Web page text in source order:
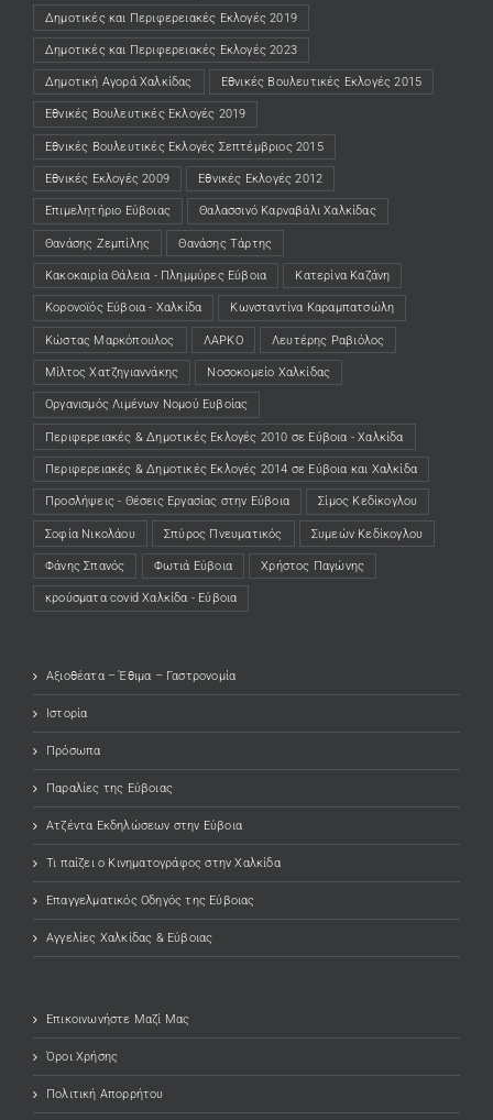
Δημοτικές και Περιφερειακές Εκλογές 2019
Δημοτικές και Περιφερειακές Εκλογές 2023
Δημοτική Αγορά Χαλκίδας Εθνικές Βουλευτικές Εκλογές 2015
Εθνικές Βουλευτικές Εκλογές 2019
Εθνικές Βουλευτικές Εκλογές Σεπτέμβριος 2015
Εθνικές Εκλογές 2009 Εθνικές Εκλογές 2012
Επιμελητήριο Εύβοιας Θαλασσινό Καρναβάλι Χαλκίδας
Θανάσης Ζεμπίλης Θανάσης Τάρτης
Κακοκαιρία Θάλεια - Πλημμύρες Εύβοια Κατερίνα Καζάνη
Κορονοϊός Εύβοια - Χαλκίδα Κωνσταντίνα Καραμπατσώλη
Κώστας Μαρκόπουλος ΛΑΡΚΟ Λευτέρης Ραβιόλος
Μίλτος Χατζηγιαννάκης Νοσοκομείο Χαλκίδας
Οργανισμός Λιμένων Νομού Ευβοίας
Περιφερειακές & Δημοτικές Εκλογές 2010 σε Εύβοια - Χαλκίδα
Περιφερειακές & Δημοτικές Εκλογές 2014 σε Εύβοια και Χαλκίδα
Προσλήψεις - Θέσεις Εργασίας στην Εύβοια Σίμος Κεδίκογλου
Σοφία Νικολάου Σπύρος Πνευματικός Συμεών Κεδίκογλου
Φάνης Σπανός Φωτιά Εύβοια Χρήστος Παγώνης
κρούσματα covid Χαλκίδα - Εύβοια
Αξιοθέατα – Έθιμα – Γαστρονομία
Ιστορία
Πρόσωπα
Παραλίες της Εύβοιας
Ατζέντα Εκδηλώσεων στην Εύβοια
Τι παίζει ο Κινηματογράφος στην Χαλκίδα
Επαγγελματικός Οδηγός της Εύβοιας
Αγγελίες Χαλκίδας & Εύβοιας
Επικοινωνήστε Μαζί Μας
Όροι Χρήσης
Πολιτική Απορρήτου